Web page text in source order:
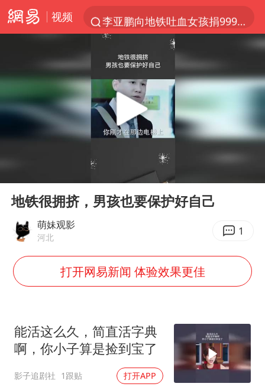
视频
李亚鹏向地铁吐血女孩捐99999元
台风白海豚可能在浙江登陆
38岁山东财大教授刘海明逝世
因凡蒂诺首次公开道歉
13岁少年白天写作业晚上夜市炒粉
《Monica》填词人黎彼得去世
FIFA官方支持因凡蒂诺
如何把百年大党建设得更加坚强有力
一枚俄导弹都没击落 泽连斯基发声
Play
地铁很拥挤，男孩也要保护好自己
萌妹观影
河北 1
打开网易新闻 体验效果更佳
能活这么久，简直活字典
啊，你小子算是捡到宝了
影子追剧社 1跟贴 打开APP